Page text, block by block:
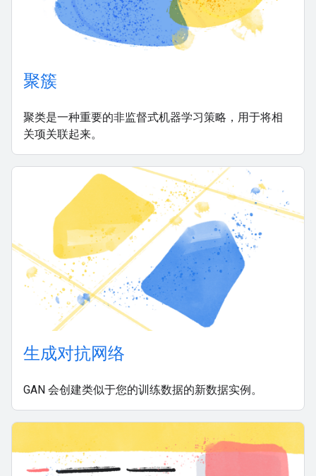
聚簇
聚类是一种重要的非监督式机器学习策略，用于将相
关项关联起来。
生成对抗网络
GAN 会创建类似于您的训练数据的新数据实例。